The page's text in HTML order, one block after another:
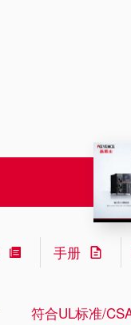
手册
符合UL标准/